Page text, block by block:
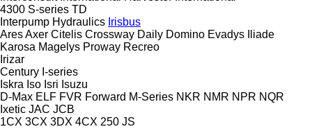
4300 S-series TD
Interpump Hydraulics Irisbus
AresAxer Citelis Crossway Daily Domino Evadys
Iliade
Karosa Magelys Proway Recreo
Irizar
Century I-series
Iskra Iso Isri Isuzu
D-Max ELF FVR Forward M-Series NKR NMR NPR NQR
Ixetic JAC JCB
1CX 3CX 3DX 4CX 250 JS